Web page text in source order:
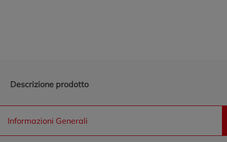
Descrizione prodotto
Informazioni Generali